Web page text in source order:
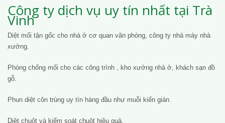
Công ty dịch vụ uy tín nhất tại Trà
Vinh
Diệt mối tận gốc cho nhà ở cơ quan văn phòng, công ty nhà máy nhà
xưởng.
Phòng chống mối cho các công trình , kho xưởng nhà ở, khách sạn đồ
gỗ.
Phun diệt côn trùng uy tín hàng đầu như muỗi kiến gián.
Diệt chuột và kiểm soát chuột hiệu quả.